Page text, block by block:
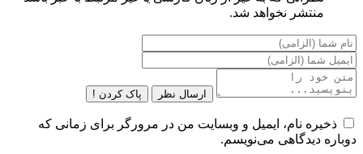
منتشر نخواهد شد.
ارسال نظر پاک کردن !
ذخیره نام، ایمیل و وبسایت من در مرورگر برای زمانی که
دوباره دیدگاهی می‌نویسم.